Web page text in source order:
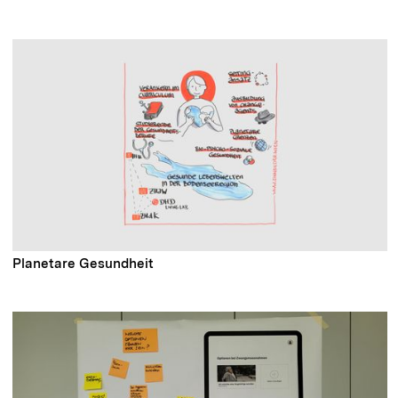
Planetare Gesundheit